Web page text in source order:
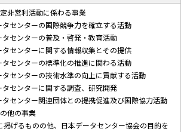
非営利活動に係わる事業
タセンターの国際競争力を確立する活動
タセンターの普及・啓発・教育活動
タセンターに関する情報収集とその提供
タセンターの標準化の推進に関わる活動
タセンターの技術水準の向上に貢献する活動
タセンターに関する調査、研究開発
タセンター関連団体との提携促進及び国際協力活動
他の事業
掲げるものの他、日本データセンター協会の目的を